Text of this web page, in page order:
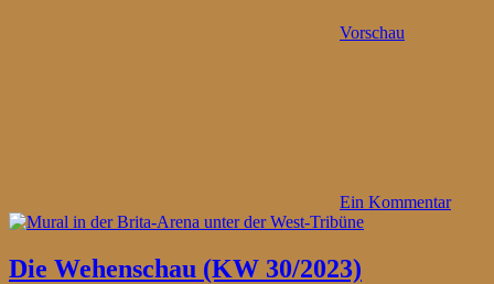
Vorschau
Ein Kommentar
Die Wehenschau (KW 30/2023)